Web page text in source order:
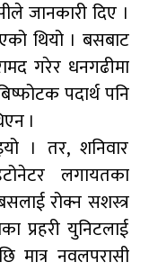
जानकारी दिए ।
थियो । बसबाट
गरेर धनगढीमा
पदार्थ पनि
।
। तर, शनिवार
लगायतका
रोक्न सशस्त्र
प्रहरी युनिटलाई
मात्र नवलपरासी